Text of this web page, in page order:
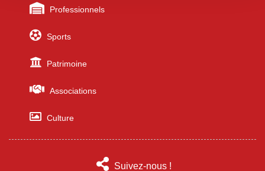
Professionnels
Sports
Patrimoine
Associations
Culture
Suivez-nous !